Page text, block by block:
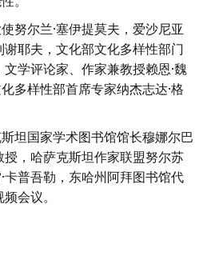
努尔兰·塞伊提莫夫，爱沙尼亚
谢耶夫，文化部文化多样性部门
学评论家、作家兼教授赖恩·魏
多样性部首席专家纳杰志达·格
坦国家学术图书馆馆长穆娜尔巴
授，哈萨克斯坦作家联盟努尔苏
卡普吾勒，东哈州阿拜图书馆代
会议。